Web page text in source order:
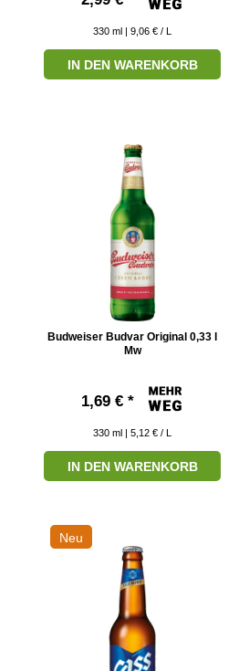
330 ml | 9,06 € / L
IN DEN WARENKORB
Budweiser Budvar Original 0,33 l
Mw
1,69 € *
330 ml | 5,12 € / L
IN DEN WARENKORB
Neu